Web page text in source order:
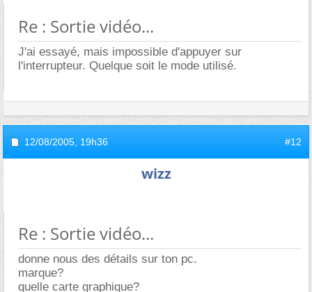
Re : Sortie vidéo...
J'ai essayé, mais impossible d'appuyer sur
l'interrupteur. Quelque soit le mode utilisé.
12/08/2005, 19h36 #12
wizz
Re : Sortie vidéo...
donne nous des détails sur ton pc.
marque?
quelle carte graphique?